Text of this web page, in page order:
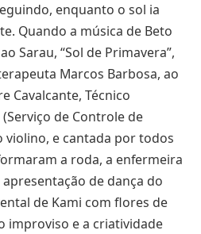
enquanto o sol ia
Quando a música de Beto
Sarau, “Sol de Primavera”,
Marcos Barbosa, ao
Cavalcante, Técnico
de Controle de
violino, e cantada por todos
a roda, a enfermeira
de dança do
de Kami com flores de
improviso e a criatividade